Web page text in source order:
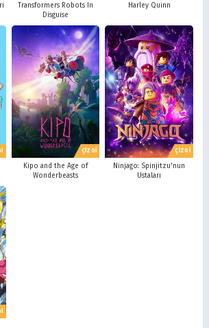
Transformers Robots In
Disguise
Harley Quinn
ÇİZGİ
Kipo and the Age of
Wonderbeasts
ÇİZGİ
Ninjago: Spinjitzu'nun
Ustaları